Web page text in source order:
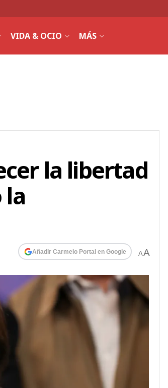
VIDA & OCIO MÁS
la libertad
la
Añadir Carmelo Portal en Google AA